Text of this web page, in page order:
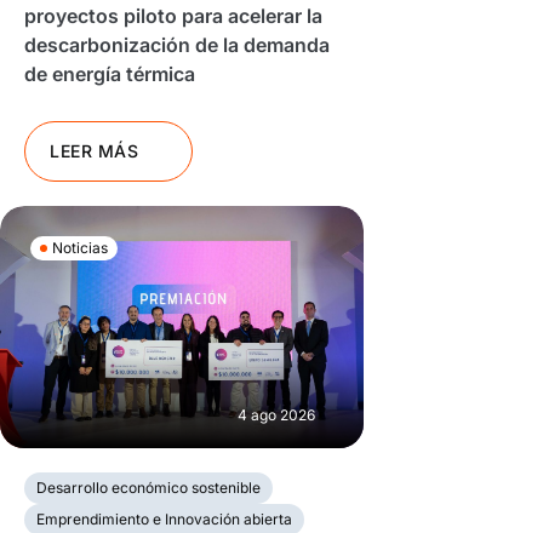
proyectos piloto para acelerar la
descarbonización de la demanda
de energía térmica
LEER MÁS
Noticias
4 ago 2026
Desarrollo económico sostenible
Emprendimiento e Innovación abierta